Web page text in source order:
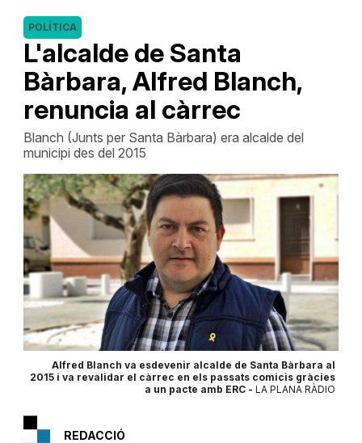
L'alcalde de Santa
Bàrbara, Alfred Blanch,
renuncia al càrrec
POLÍTICA
Blanch (Junts per Santa Bàrbara) era alcalde del
municipi des del 2015
Alfred Blanch va esdevenir alcalde de Santa Bàrbara al
2015 i va revalidar el càrrec en els passats comicis gràcies
a un pacte amb ERC - LA PLANA RÀDIO
REDACCIÓ